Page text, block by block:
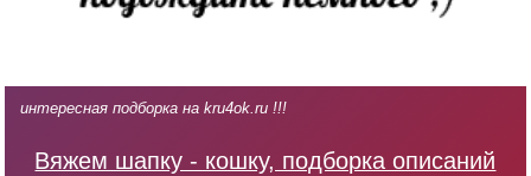
интересная подборка на kru4ok.ru !!!
Вяжем шапку - кошку, подборка описаний